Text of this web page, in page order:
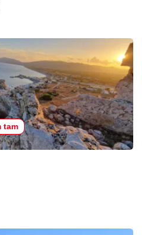
tam